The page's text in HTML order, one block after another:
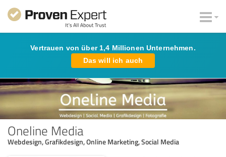
Vertrauen von über 1,4 Millionen Unternehmen.
Das will ich auch
Oneline Media
Webdesign, Grafikdesign, Online Marketing, Social Media